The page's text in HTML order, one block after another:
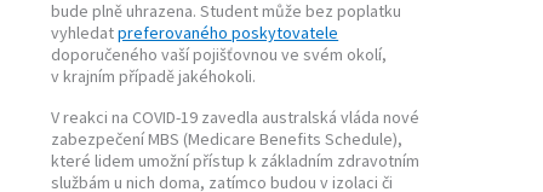
bude plně uhrazena. Student může bez poplatku
vyhledatpreferovaného poskytovatele
doporučeného vaší pojišťovnou ve svém okolí,
v krajním případě jakéhokoli.
V reakci na COVID-19 zavedla australská vláda nové
zabezpečení MBS (Medicare Benefits Schedule),
které lidem umožní přístup k základním zdravotním
službám u nich doma, zatímco budou v izolaci či